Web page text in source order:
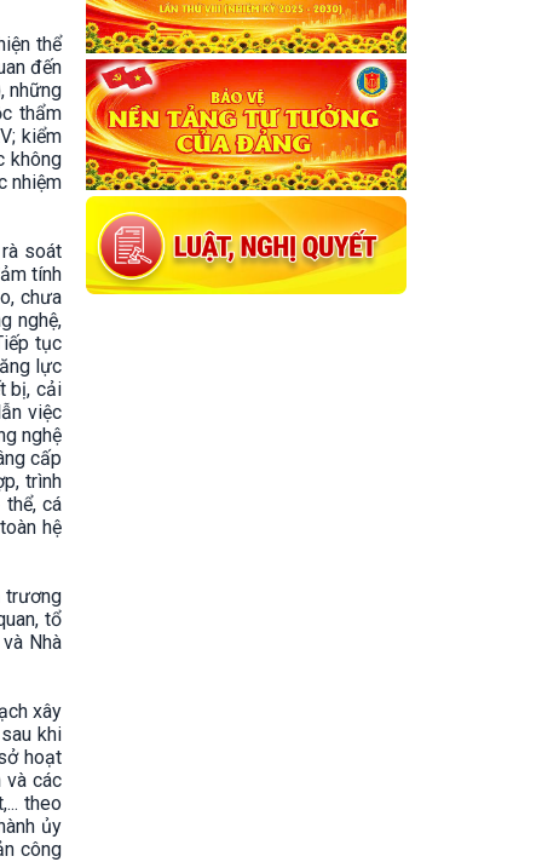
thể
đến
những
thẩm
kiểm
không
nhiệm
soát
tính
chưa
nghệ,
tục
lực
bị, cải
việc
nghệ
cấp
trình
cá
hệ
trương
tổ
Nhà
xây
khi
hoạt
và các
theo
ủy
công